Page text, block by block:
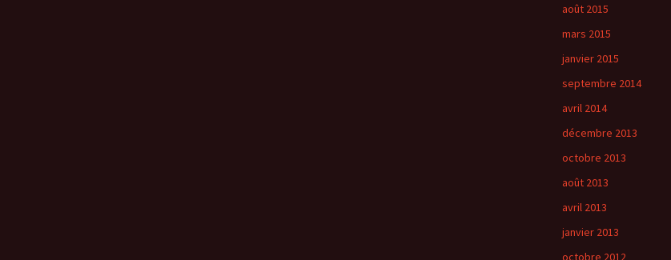
août 2015
mars 2015
janvier 2015
septembre 2014
avril 2014
décembre 2013
octobre 2013
août 2013
avril 2013
janvier 2013
octobre 2012